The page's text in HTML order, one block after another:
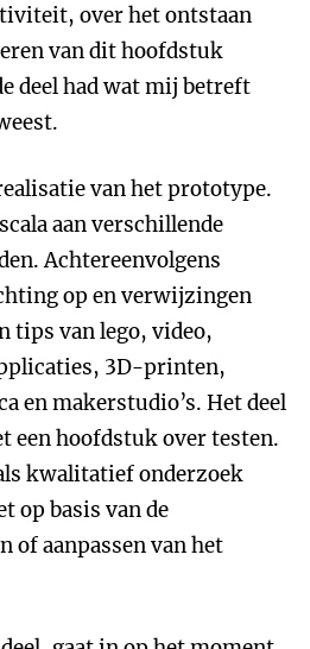
over het ontstaan
van dit hoofdstuk
deel had wat mij betreft
van het prototype.
aan verschillende
Achtereenvolgens
op en verwijzingen
tips van lego, video,
3D-printen,
en makerstudio’s. Het deel
een hoofdstuk over testen.
kwalitatief onderzoek
op basis van de
aanpassen van het